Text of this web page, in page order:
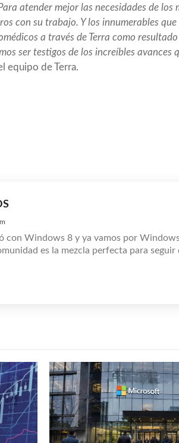
atender mejor las necesidades de los
con su trabajo. Y los innumerables que
a través de Terra como resultado
ser testigos de los increíbles avances
equipo de Terra.
con Windows 8 y ya vamos por
es la mezcla perfecta para seguir